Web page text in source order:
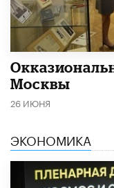
Москвы
26 ИЮНЯ
ЭКОНОМИКА